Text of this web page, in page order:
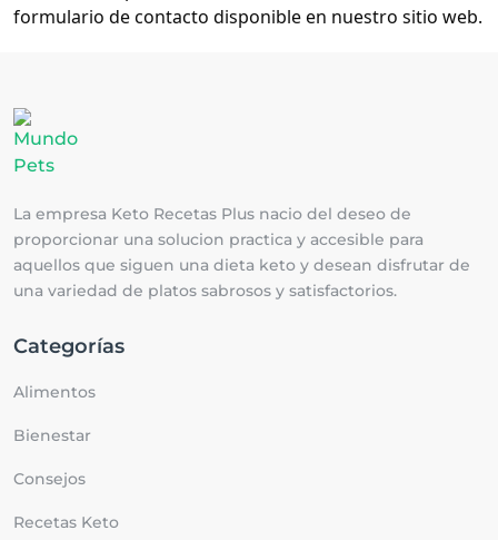
formulario de contacto disponible en nuestro sitio web.
La empresa Keto Recetas Plus nacio del deseo de
proporcionar una solucion practica y accesible para
aquellos que siguen una dieta keto y desean disfrutar de
una variedad de platos sabrosos y satisfactorios.
Categorías
Alimentos
Bienestar
Consejos
Recetas Keto